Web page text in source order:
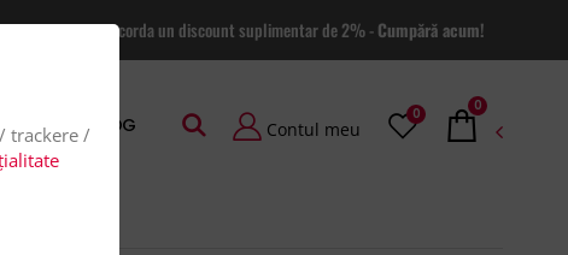
site va putem acorda un discount suplimentar de 2% -Cumpără acum!
BLOG Contul meu
0 0
trackere /